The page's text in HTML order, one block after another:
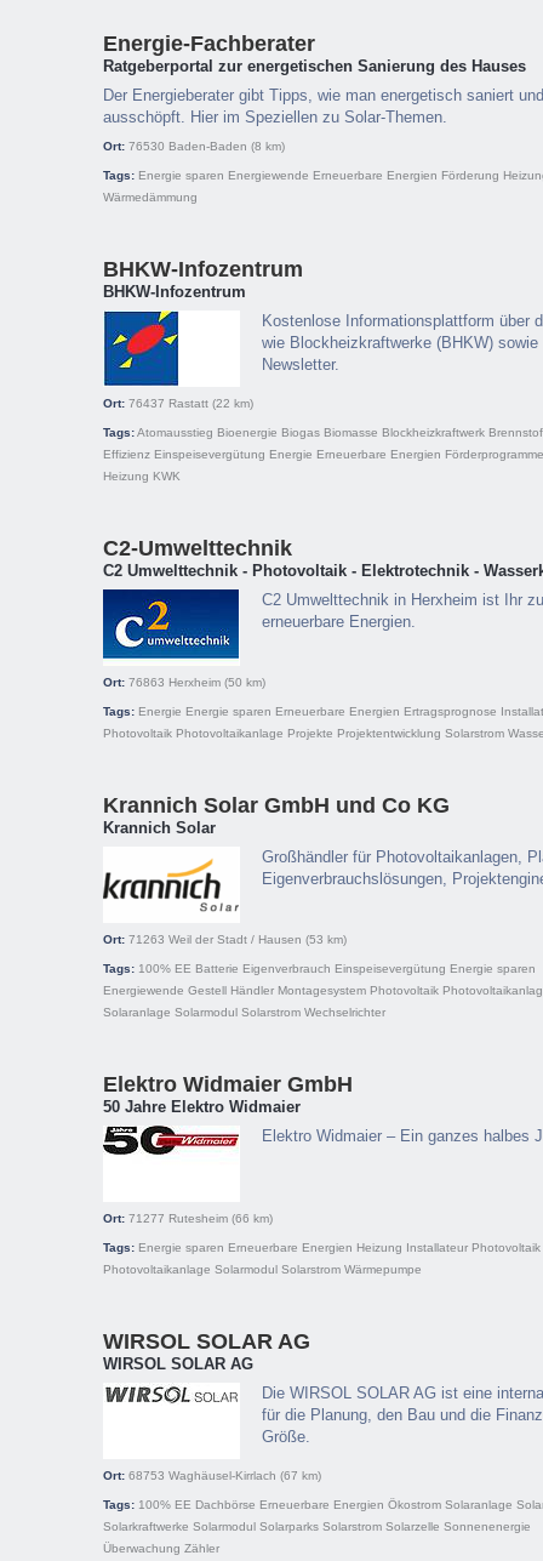
Energie-Fachberater
Ratgeberportal zur energetischen Sanierung des Hauses
Der Energieberater gibt Tipps, wie man energetisch saniert
ausschöpft. Hier im Speziellen zu Solar-Themen.
Ort: 76530 Baden-Baden (8 km)
Tags: Energie sparen Energiewende Erneuerbare Energien Förderung
Wärmedämmung
BHKW-Infozentrum
BHKW-Infozentrum
Kostenlose Informationsplattform über
wie Blockheizkraftwerke (BHKW)
Newsletter.
Ort: 76437 Rastatt (22 km)
Tags:Atomausstieg Bioenergie Biogas Biomasse Blockheizkraftwerk
Effizienz Einspeisevergütung Energie Erneuerbare Energien Förderprogramme
Heizung KWK
C2-Umwelttechnik
C2 Umwelttechnik - Photovoltaik - Elektrotechnik -
C2 Umwelttechnik in Herxheim ist Ihr
erneuerbare Energien.
Ort: 76863 Herxheim (50 km)
Tags: Energie Energie sparen Erneuerbare Energien Ertragsprognose
Photovoltaik Photovoltaikanlage Projekte Projektentwicklung Solarstrom
Krannich Solar GmbH und Co KG
Krannich Solar
Großhändler für Photovoltaikanlagen,
Eigenverbrauchslösungen,
Ort: 71263 Weil der Stadt / Hausen (53 km)
Tags: 100% EE Batterie Eigenverbrauch Einspeisevergütung Energie sparen
Energiewende Gestell Händler Montagesystem Photovoltaik
Solaranlage Solarmodul Solarstrom Wechselrichter
Elektro Widmaier GmbH
50 Jahre Elektro Widmaier
Elektro Widmaier – Ein ganzes halbes
Ort: 71277 Rutesheim (66 km)
Tags: Energie sparen Erneuerbare Energien Heizung Installateur Photovoltaik
Photovoltaikanlage Solarmodul Solarstrom Wärmepumpe
WIRSOL SOLAR AG
WIRSOL SOLAR AG
Die WIRSOL SOLAR AG ist eine
für die Planung, den Bau und die
Größe.
Ort: 68753 Waghäusel-Kirrlach (67 km)
Tags: 100% EE Dachbörse Erneuerbare Energien Ökostrom Solaranlage
Solarkraftwerke Solarmodul Solarparks Solarstrom Solarzelle Sonnenenergie
Überwachung Zähler